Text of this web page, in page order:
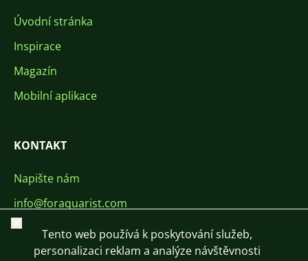
Úvodní stránka
Inspirace
Magazín
Mobilní aplikace
KONTAKT
Napište nám
info@foraquarist.com
+420 603 449 602
Zavřít
Tento web používá k poskytování služeb,
personalizaci reklam a analýze návštěvnosti